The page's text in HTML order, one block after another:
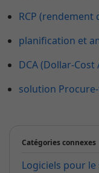
RCP
planification et
DCA (Dollar-Cost
solution
Catégories connexes
Logiciels pour